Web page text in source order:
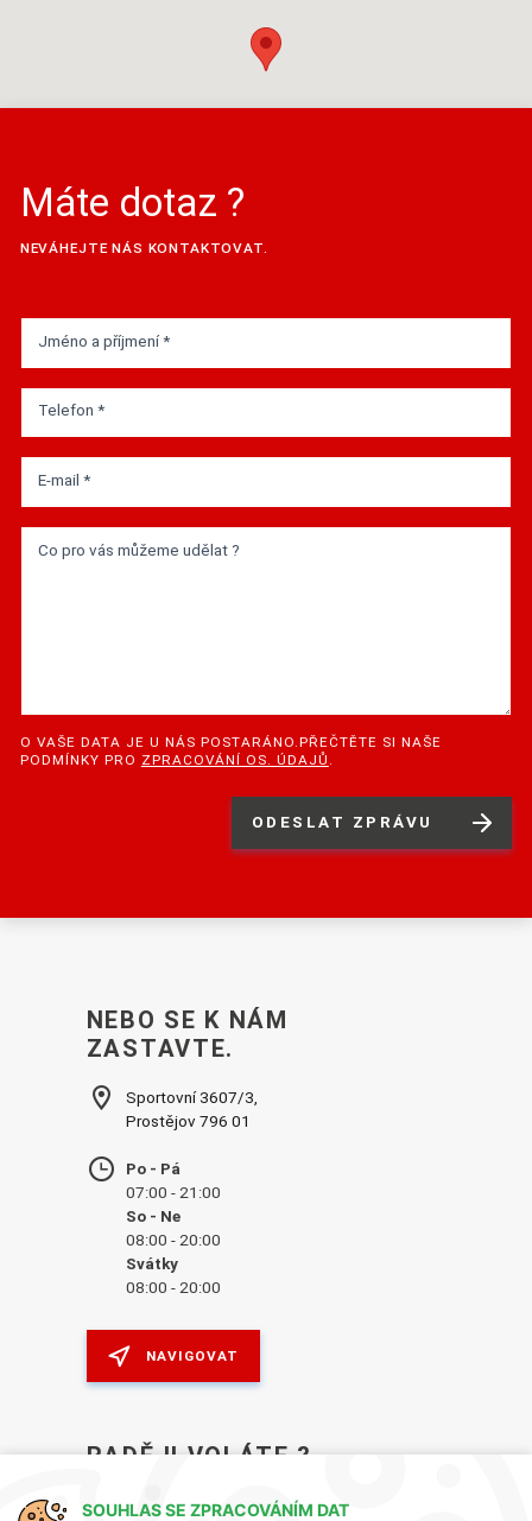
Máte dotaz ?
NEVÁHEJTE NÁS KONTAKTOVAT.
Jméno a příjmení *
Telefon *
E-mail *
Co pro vás můžeme udělat ?
O VAŠE DATA JE U NÁS POSTARÁNO.PŘEČTĚTE SI NAŠE
PODMÍNKY PRO ZPRACOVÁNÍ OS. ÚDAJŮ
NEBO SE K NÁM
ZASTAVTE.
Sportovní 3607/3,
Prostějov 796 01
Po - Pá
07:00 - 21:00
So - Ne
08:00 - 20:00
Svátky
08:00 - 20:00
NAVIGOVAT
RADĚJI VOLÁTE ?
SOUHLAS SE ZPRACOVÁNÍM DAT